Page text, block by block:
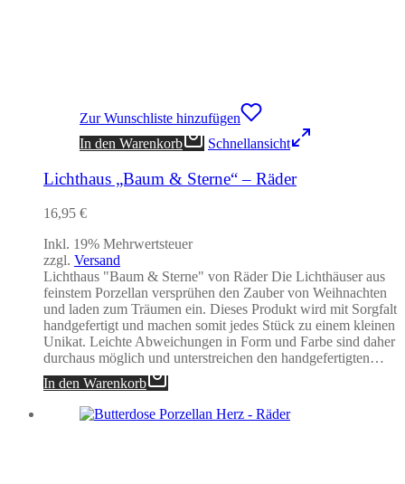
Zur Wunschliste hinzufügen
In den Warenkorb
Schnellansicht
Lichthaus „Baum & Sterne“ – Räder
16,95 €
Inkl. 19% Mehrwertsteuer
zzgl. Versand
Lichthaus "Baum & Sterne" von Räder Die Lichthäuser aus
feinstem Porzellan versprühen den Zauber von Weihnachten
und laden zum Träumen ein. Dieses Produkt wird mit Sorgfalt
handgefertigt und machen somit jedes Stück zu einem kleinen
Unikat. Leichte Abweichungen in Form und Farbe sind daher
durchaus möglich und unterstreichen den handgefertigten…
In den Warenkorb